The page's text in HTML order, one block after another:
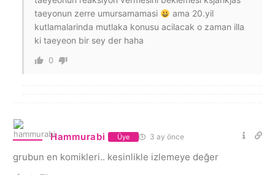
taeyonun zerre umursamamasi
ama 20.yil
kutlamalarinda mutlaka konusu acilacak o zaman illa
ki taeyeon bir sey der haha
0
Hammurabi Üye 3 ay önce
grubun en komikleri.. kesinlikle izlemeye değer